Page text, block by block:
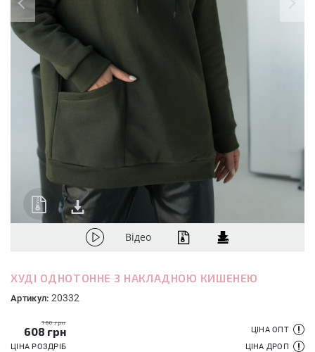
Відео
ХУДІ ОДНОТОННЕ З НАКЛАДНОЮ КИШЕНЕЮ
Артикул: 20332
760 грн
608 грн
ЦІНА РОЗДРІБ
ЦІНА ОПТ
ЦІНА ДРОП